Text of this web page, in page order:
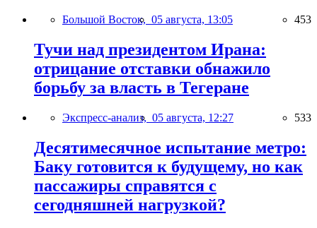
Большой Восток, 05 августа, 13:05 453
Тучи над президентом Ирана:
отрицание отставки обнажило
борьбу за власть в Тегеране
Экспресс-анализ, 05 августа, 12:27 533
Десятимесячное испытание метро:
Баку готовится к будущему, но как
пассажиры справятся с
сегодняшней нагрузкой?